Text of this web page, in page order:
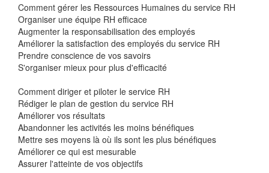
Comment gérer les Ressources Humaines du service RH
Organiser une équipe RH efficace
Augmenter la responsabilisation des employés
Améliorer la satisfaction des employés du service RH
Prendre conscience de vos savoirs
S'organiser mieux pour plus d'efficacité
Comment diriger et piloter le service RH
Rédiger le plan de gestion du service RH
Améliorer vos résultats
Abandonner les activités les moins bénéfiques
Mettre ses moyens là où ils sont les plus bénéfiques
Améliorer ce qui est mesurable
Assurer l'atteinte de vos objectifs